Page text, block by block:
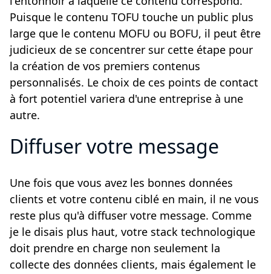
Puisque le contenu TOFU touche un public plus
large que le contenu MOFU ou BOFU, il peut être
judicieux de se concentrer sur cette étape pour
la création de vos premiers contenus
personnalisés. Le choix de ces points de contact
à fort potentiel variera d'une entreprise à une
autre.
Diffuser votre message
Une fois que vous avez les bonnes données
clients et votre contenu ciblé en main, il ne vous
reste plus qu'à diffuser votre message. Comme
je le disais plus haut, votre stack technologique
doit prendre en charge non seulement la
collecte des données clients, mais également le